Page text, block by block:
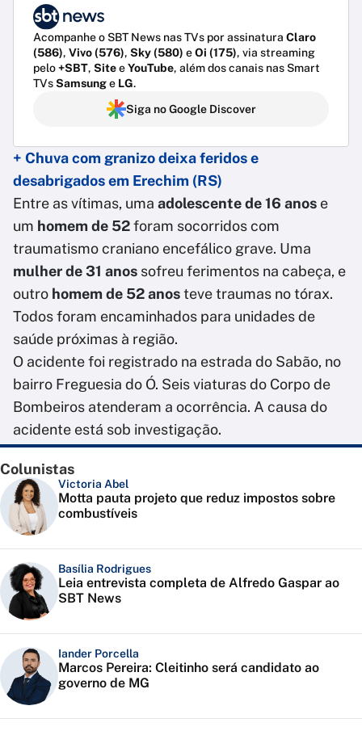
Acompanhe o SBT News nas TVs por assinatura Claro
(586), Vivo (576), Sky (580) eOi (175), via streaming
pelo+SBT, SiteeYouTube, além dos canais nas Smart
TVsSamsunge LG.
Siga no Google Discover
+ Chuva com granizo deixa feridos e
desabrigados em Erechim (RS)
Entre as vítimas, uma adolescente de 16 anos e
um homem de 52foram socorridos com
traumatismo craniano encefálico grave. Uma
mulher de 31 anos sofreu ferimentos na cabeça, e
outro homem de 52 anosteve traumas no tórax.
Todos foram encaminhados para unidades de
saúde próximas à região.
O acidente foi registrado na estrada do Sabão, no
bairro Freguesia do Ó. Seis viaturas do Corpo de
Bombeiros atenderam a ocorrência. A causa do
acidente está sob investigação.
Colunistas
Victoria Abel
Motta pauta projeto que reduz impostos sobre
combustíveis
Basília Rodrigues
Leia entrevista completa de Alfredo Gaspar ao
SBT News
Iander Porcella
Marcos Pereira: Cleitinho será candidato ao
governo de MG